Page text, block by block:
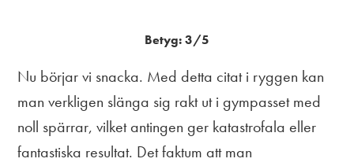
Betyg: 3/5
Nu börjar vi snacka. Med detta citat i ryggen kan
man verkligen slänga sig rakt ut i gympasset med
noll spärrar, vilket antingen ger katastrofala eller
fantastiska resultat. Det faktum att man